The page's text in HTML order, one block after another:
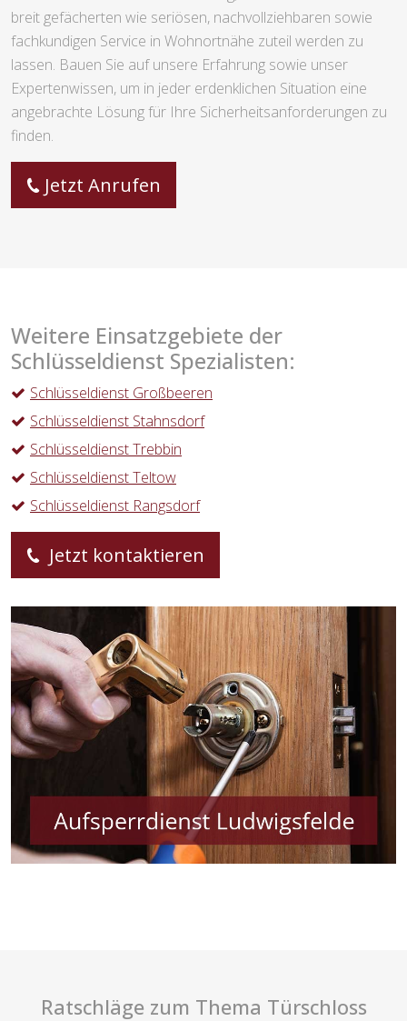
breit gefächerten wie seriösen, nachvollziehbaren sowie
fachkundigen Service in Wohnortnähe zuteil werden zu
lassen. Bauen Sie auf unsere Erfahrung sowie unser
Expertenwissen, um in jeder erdenklichen Situation eine
angebrachte Lösung für Ihre Sicherheitsanforderungen zu
finden.
Jetzt Anrufen
Weitere Einsatzgebiete der
Schlüsseldienst Spezialisten:
Schlüsseldienst Großbeeren
Schlüsseldienst Stahnsdorf
Schlüsseldienst Trebbin
Schlüsseldienst Teltow
Schlüsseldienst Rangsdorf
Jetzt kontaktieren
Ratschläge zum Thema Türschloss